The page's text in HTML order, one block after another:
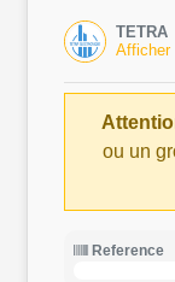
TETRA
Afficher
ou un
Reference